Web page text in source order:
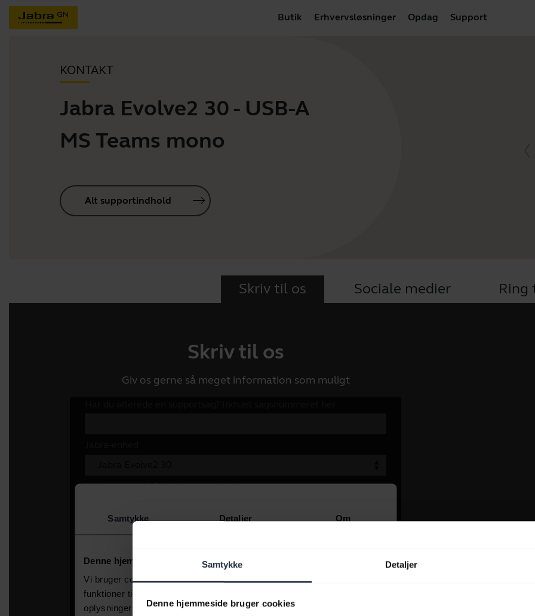
Samtykke Detaljer
Denne hjemmeside bruger cookies
Butik Erhvervsløsninger Opdag Support
KONTAKT
Jabra Evolve2 30 - USB-A
MS Teams mono
Alt supportindhold
Skriv til os Sociale medier Ring
Skriv til os
Giv os gerne så meget information som muligt